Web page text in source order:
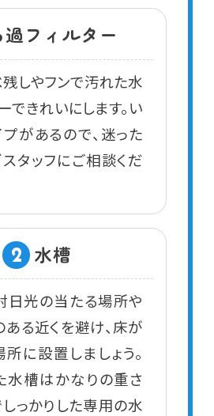
過フィルター
しやフンで汚れた水
できれいにします。い
があるので、迷った
タッフにご相談くだ
2 水槽
日光の当たる場所や
る近くを避け、床が
に設置しましょう。
水槽はかなりの重さ
っかりした専用の水